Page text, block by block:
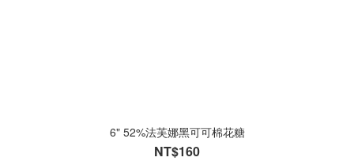
6" 52%法芙娜黑可可棉花糖
NT$160